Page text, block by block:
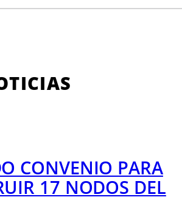
CONVENIO PARA
17 NODOS DEL